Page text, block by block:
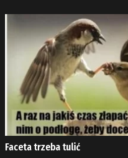
Faceta trzeba tulić